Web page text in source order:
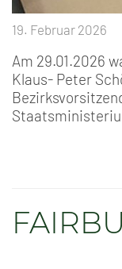
19. Februar 2026
Am 29.01.2026
Klaus- Peter